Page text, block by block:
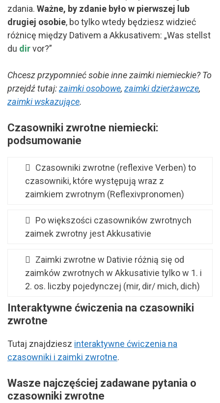
zdania. Ważne, by zdanie było w pierwszej lub
drugiej osobie, bo tylko wtedy będziesz widzieć
różnicę między Dativem a Akkusativem: „Was stellst
du dirvor?”
Chcesz przypomnieć sobie inne zaimki niemieckie? To
przejdź tutaj:zaimki osobowe, zaimki dzierżawcze,
zaimki wskazujące.
Czasowniki zwrotne niemiecki:
podsumowanie
Czasowniki zwrotne (reflexive Verben) to
czasowniki, które występują wraz z
zaimkiem zwrotnym (Reflexivpronomen)
Po większości czasowników zwrotnych
zaimek zwrotny jest Akkusativie
Zaimki zwrotne w Dativie różnią się od
zaimków zwrotnych w Akkusativie tylko w 1. i
2. os. liczby pojedynczej (mir, dir/ mich, dich)
Interaktywne ćwiczenia na czasowniki
zwrotne
Tutaj znajdziesz interaktywne ćwiczenia na
czasowniki i zaimki zwrotne.
Wasze najczęściej zadawane pytania o
czasowniki zwrotne